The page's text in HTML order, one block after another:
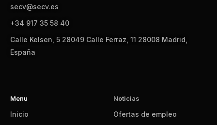
secv@secv.es
+34 917 35 58 40
Calle Kelsen, 5 28049 Calle Ferraz, 11 28008 Madrid,
España
Menu
Inicio
Noticias
Ofertas de empleo